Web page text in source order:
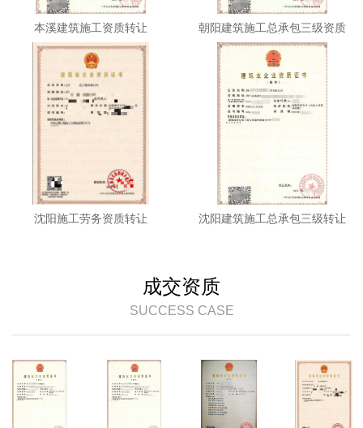
本溪建筑施工资质转让
朝阳建筑施工总承包三级资质
转让
沈阳施工劳务资质转让 沈阳建筑施工总承包三级转让
成交资质
SUCCESS CASE